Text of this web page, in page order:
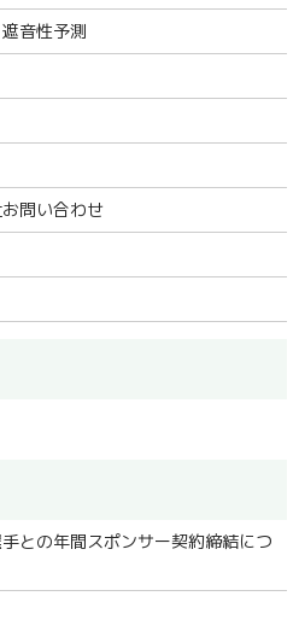
音性予測
問い合わせ
との年間スポンサー契約締結につ